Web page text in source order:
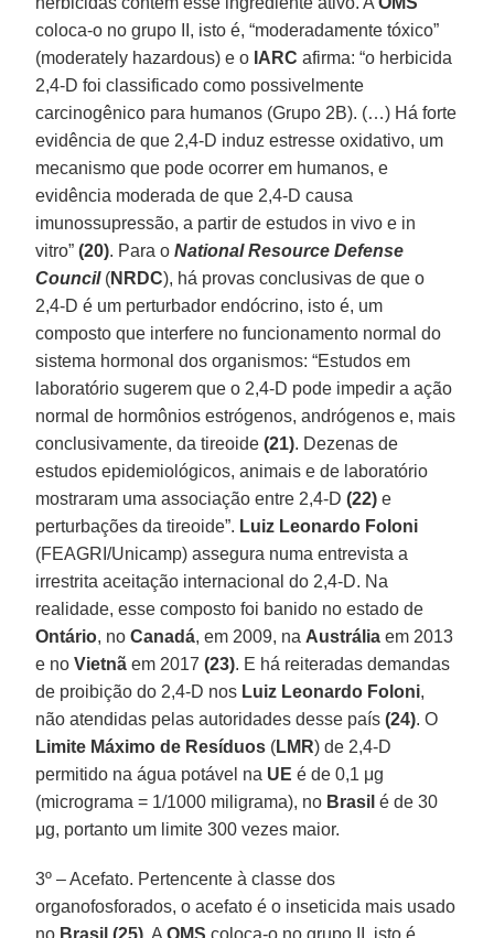
coloca-o no grupo II, isto é, “moderadamente tóxico”
(moderately hazardous) e o IARC afirma: “o herbicida
2,4-D foi classificado como possivelmente
carcinogênico para humanos (Grupo 2B). (…) Há forte
evidência de que 2,4-D induz estresse oxidativo, um
mecanismo que pode ocorrer em humanos, e
evidência moderada de que 2,4-D causa
imunossupressão, a partir de estudos in vivo e in
vitro”(20). Para oNational Resource Defense
Council(NRDC), há provas conclusivas de que o
2,4-D é um perturbador endócrino, isto é, um
composto que interfere no funcionamento normal do
sistema hormonal dos organismos: “Estudos em
laboratório sugerem que o 2,4-D pode impedir a ação
normal de hormônios estrógenos, andrógenos e, mais
conclusivamente, da tireoide(21). Dezenas de
estudos epidemiológicos, animais e de laboratório
mostraram uma associação entre 2,4-D(22) e
perturbações da tireoide”. Luiz Leonardo Foloni
(FEAGRI/Unicamp) assegura numa entrevista a
irrestrita aceitação internacional do 2,4-D. Na
realidade, esse composto foi banido no estado de
Ontário, noCanadá, em 2009, na Austrália em 2013
e noVietnã em 2017(23). E há reiteradas demandas
de proibição do 2,4-D nos Luiz Leonardo Foloni,
não atendidas pelas autoridades desse país(24). O
Limite Máximo de Resíduos (LMR) de 2,4-D
permitido na água potável na UE é de 0,1 μg
(micrograma = 1/1000 miligrama), no Brasil é de 30
μg, portanto um limite 300 vezes maior.
3º – Acefato. Pertencente à classe dos
organofosforados, o acefato é o inseticida mais usado
no Brasil (25) . AOMS coloca-o no grupo II, isto é,